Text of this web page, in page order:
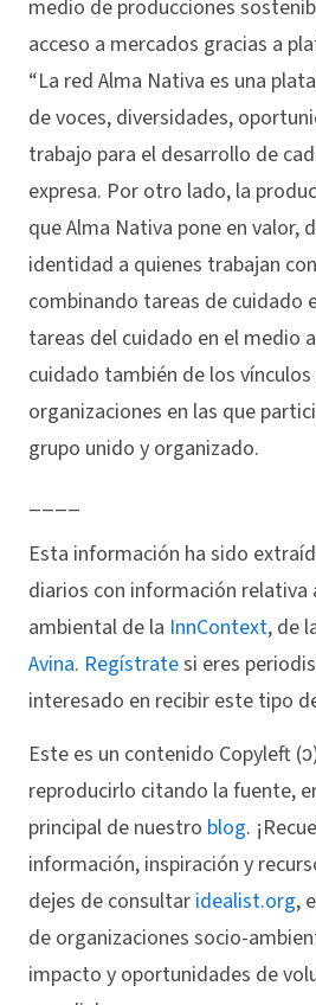
medio de producciones
acceso a mercados gracias a
“La red Alma Nativa es una
de voces, diversidades,
trabajo para el desarrollo de
expresa. Por otro lado, la
que Alma Nativa pone en valor,
identidad a quienes trabajan
combinando tareas de cuidado
tareas del cuidado en el medio
cuidado también de los
organizaciones en las que
grupo unido y organizado.
Esta información ha sido
diarios con información relativa
ambiental de la InnContext, de
Avina. Regístratesi eres
interesado en recibir este tipo
Este es un contenido Copyleft
reproducirlo citando la fuente,
principal de nuestro blog.
información, inspiración y
dejes de consultar idealist.org,
de organizaciones socio-
impacto y oportunidades de